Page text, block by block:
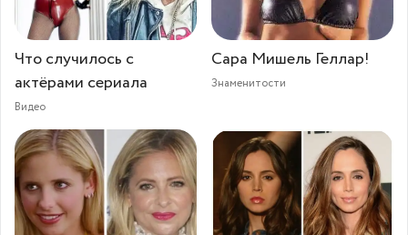
Что случилось с
актёрами сериала
Видео
Сара Мишель Геллар!
Знаменитости